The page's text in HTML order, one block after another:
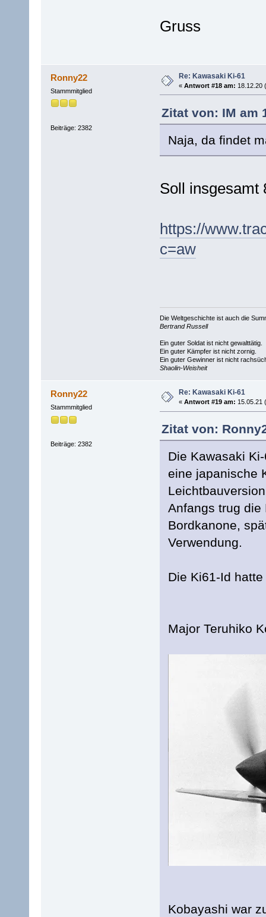
Gruss
Ronny22
Stammmitglied
Beiträge: 2382
Re: Kawasaki Ki-61
« Antwort #18 am: 18.12.20
Zitat von: IM am
Naja, da findet
Soll insgesamt
https://
c=aw
Die Weltgeschichte ist auch die
Bertrand Russell
Ein guter Soldat ist nicht gewalttätig.
Ein guter Kämpfer ist nicht zornig.
Ein guter Gewinner ist nicht
Shaolin-Weisheit
Ronny22
Stammmitglied
Beiträge: 2382
Re: Kawasaki Ki-61
« Antwort #19 am: 15.05.21
Zitat von:
Die Kawasaki
eine japanische
Anfangs trug die
Bordkanone,
Verwendung.
Die Ki61-Id
Major Teruhiko
Kobayashi war